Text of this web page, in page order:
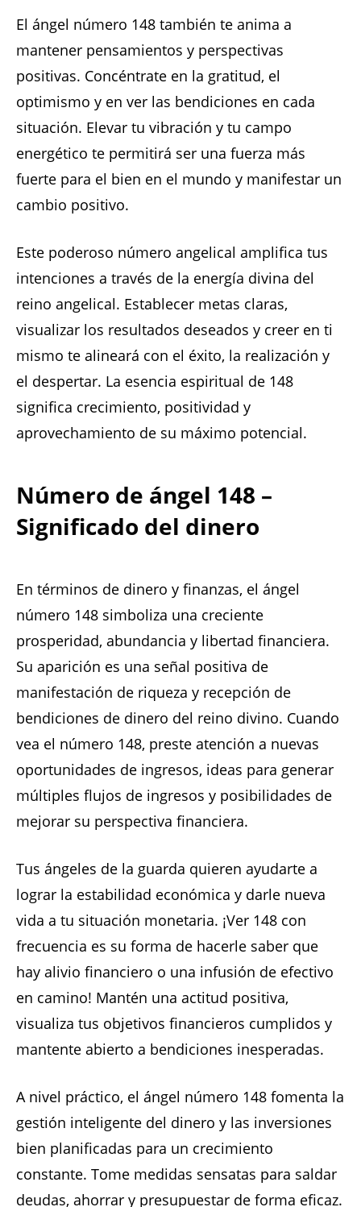
El ángel número 148 también te anima a
mantener pensamientos y perspectivas
positivas. Concéntrate en la gratitud, el
optimismo y en ver las bendiciones en cada
situación. Elevar tu vibración y tu campo
energético te permitirá ser una fuerza más
fuerte para el bien en el mundo y manifestar un
cambio positivo.
Este poderoso número angelical amplifica tus
intenciones a través de la energía divina del
reino angelical. Establecer metas claras,
visualizar los resultados deseados y creer en ti
mismo te alineará con el éxito, la realización y
el despertar. La esencia espiritual de 148
significa crecimiento, positividad y
aprovechamiento de su máximo potencial.
Número de ángel 148 –
Significado del dinero
En términos de dinero y finanzas, el ángel
número 148 simboliza una creciente
prosperidad, abundancia y libertad financiera.
Su aparición es una señal positiva de
manifestación de riqueza y recepción de
bendiciones de dinero del reino divino. Cuando
vea el número 148, preste atención a nuevas
oportunidades de ingresos, ideas para generar
múltiples flujos de ingresos y posibilidades de
mejorar su perspectiva financiera.
Tus ángeles de la guarda quieren ayudarte a
lograr la estabilidad económica y darle nueva
vida a tu situación monetaria. ¡Ver 148 con
frecuencia es su forma de hacerle saber que
hay alivio financiero o una infusión de efectivo
en camino! Mantén una actitud positiva,
visualiza tus objetivos financieros cumplidos y
mantente abierto a bendiciones inesperadas.
A nivel práctico, el ángel número 148 fomenta la
gestión inteligente del dinero y las inversiones
bien planificadas para un crecimiento
constante. Tome medidas sensatas para saldar
deudas, ahorrar y presupuestar de forma eficaz.